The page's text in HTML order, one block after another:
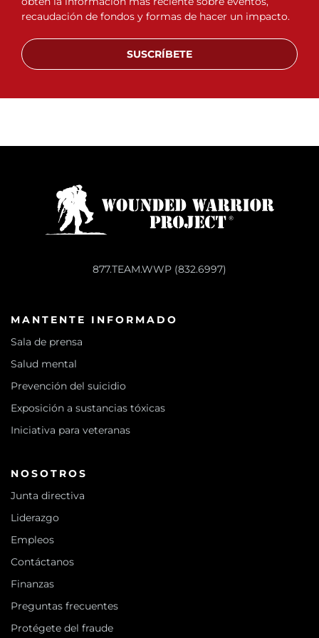
recaudación de fondos y formas de hacer un impacto.
SUSCRÍBETE
877.TEAM.WWP (832.6997)
MANTENTE INFORMADO
Sala de prensa
Salud mental
Prevención del suicidio
Exposición a sustancias tóxicas
Iniciativa para veteranas
NOSOTROS
Junta directiva
Liderazgo
Empleos
Contáctanos
Finanzas
Preguntas frecuentes
Protégete del fraude